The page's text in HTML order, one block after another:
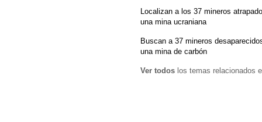
Localizan a los 37 mineros
una mina ucraniana
Buscan a 37 mineros
una mina de carbón
Ver todos los temas relacionados